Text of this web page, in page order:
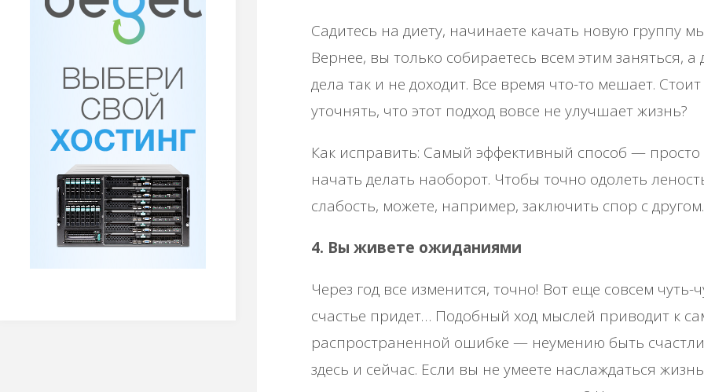
Садитесь на диету, начинаете качать новую группу
Вернее, вы только собираетесь всем этим заняться, а
дела так и не доходит. Все время что-то мешает.
уточнять, что этот подход вовсе не улучшает жизнь?
Как исправить: Самый эффективный способ — просто
начать делать наоборот. Чтобы точно одолеть
слабость, можете, например, заключить спор с другом.
4. Вы живете ожиданиями
Через год все изменится, точно! Вот еще совсем чуть-
счастье придет… Подобный ход мыслей приводит к
распространенной ошибке — неумению быть
здесь и сейчас. Если вы не умеете наслаждаться